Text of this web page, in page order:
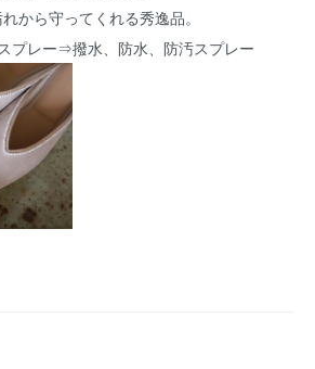
から守ってくれる秀逸品。
プレー⇒撥水、防水、防汚スプレー